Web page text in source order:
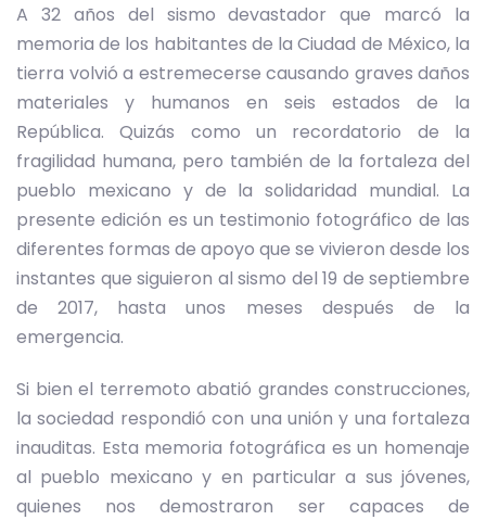
A 32 años del sismo devastador que marcó la
memoria de los habitantes de la Ciudad de México, la
tierra volvió a estremecerse causando graves daños
materiales y humanos en seis estados de la
República. Quizás como un recordatorio de la
fragilidad humana, pero también de la fortaleza del
pueblo mexicano y de la solidaridad mundial. La
presente edición es un testimonio fotográfico de las
diferentes formas de apoyo que se vivieron desde los
instantes que siguieron al sismo del 19 de septiembre
de 2017, hasta unos meses después de la
emergencia.
Si bien el terremoto abatió grandes construcciones,
la sociedad respondió con una unión y una fortaleza
inauditas. Esta memoria fotográfica es un homenaje
al pueblo mexicano y en particular a sus jóvenes,
quienes nos demostraron ser capaces de